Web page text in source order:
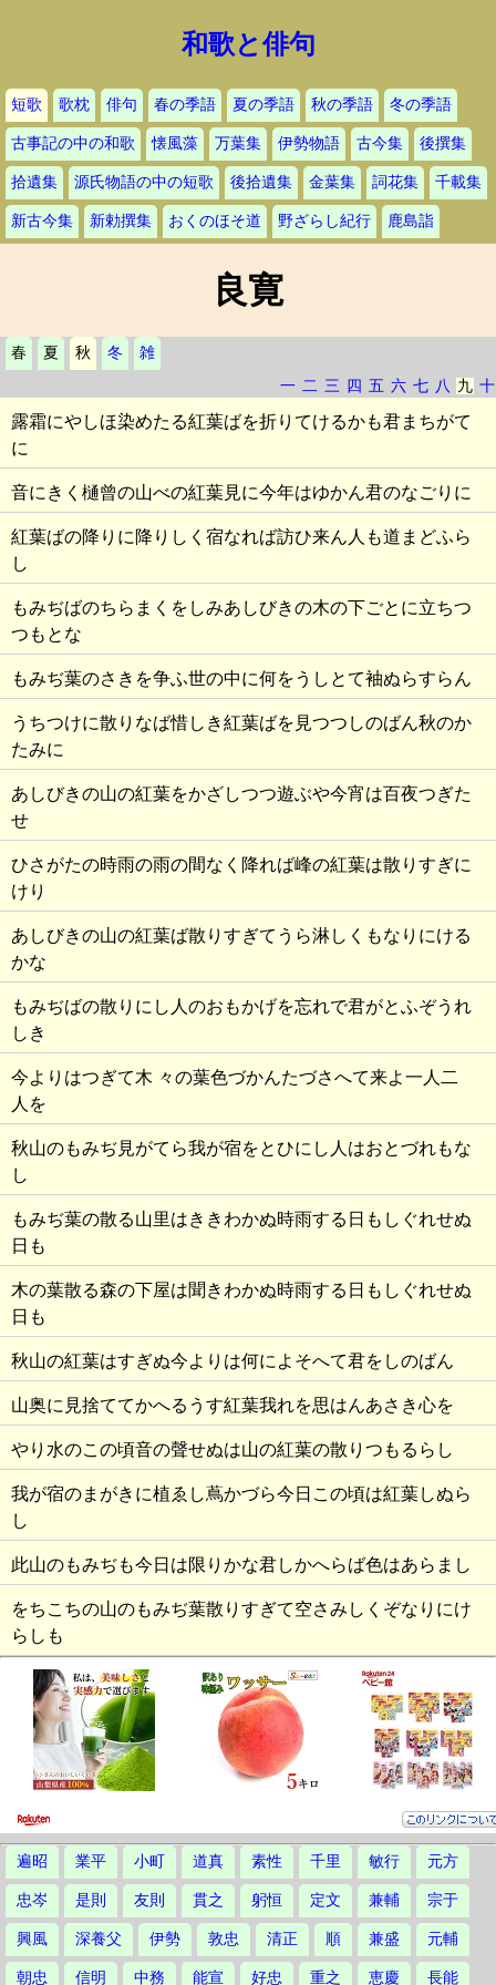
和歌と俳句
短歌 歌枕 俳句 春の季語 夏の季語 秋の季語 冬の季語
古事記の中の和歌 懐風藻 万葉集 伊勢物語 古今集 後撰集
拾遺集 源氏物語の中の短歌 後拾遺集 金葉集 詞花集 千載集
新古今集 新勅撰集 おくのほそ道 野ざらし紀行 鹿島詣
良寛
春 夏 秋 冬
雑
一 二 三 四 五 六 七 八 九 十
露霜にやしほ染めたる紅葉ばを折りてけるかも君まちがて
に
音にきく樋曾の山べの紅葉見に今年はゆかん君のなごりに
紅葉ばの降りに降りしく宿なれば訪ひ来ん人も道まどふら
し
もみぢばのちらまくをしみあしびきの木の下ごとに立ちつ
つもとな
もみぢ葉のさきを争ふ世の中に何をうしとて袖ぬらすらん
うちつけに散りなば惜しき紅葉ばを見つつしのばん秋のか
たみに
あしびきの山の紅葉をかざしつつ遊ぶや今宵は百夜つぎた
せ
ひさがたの時雨の雨の間なく降れば峰の紅葉は散りすぎに
けり
あしびきの山の紅葉ば散りすぎてうら淋しくもなりにける
かな
もみぢばの散りにし人のおもかげを忘れで君がとふぞうれ
しき
今よりはつぎて木 々の葉色づかんたづさへて来よ一人二
人を
秋山のもみぢ見がてら我が宿をとひにし人はおとづれもな
し
もみぢ葉の散る山里はききわかぬ時雨する日もしぐれせぬ
日も
木の葉散る森の下屋は聞きわかぬ時雨する日もしぐれせぬ
日も
秋山の紅葉はすぎぬ今よりは何によそへて君をしのばん
山奥に見捨ててかへるうす紅葉我れを思はんあさき心を
やり水のこの頃音の聲せぬは山の紅葉の散りつもるらし
我が宿のまがきに植ゑし蔦かづら今日この頃は紅葉しぬら
し
此山のもみぢも今日は限りかな君しかへらば色はあらまし
をちこちの山のもみぢ葉散りすぎて空さみしくぞなりにけ
らしも
遍昭 業平 小町 道真 素性 千里 敏行 元方
忠岑 是則 友則 貫之 躬恒 定文 兼輔 宗于
興風 深養父 伊勢 敦忠 清正 順 兼盛 元輔
朝忠 信明 中務 能宣 好忠 重之 恵慶 長能